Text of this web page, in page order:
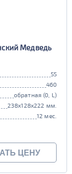
Медведь
55
460
обратная (0, L)
238x128x222 мм.
12 мес.
ЦЕНУ